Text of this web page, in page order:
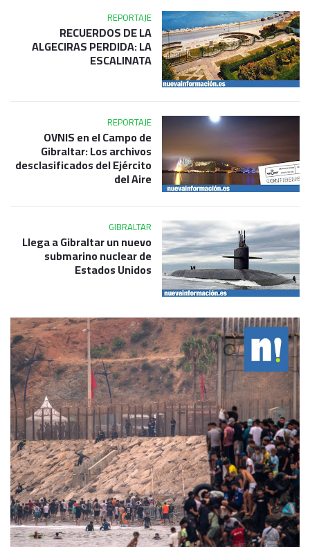
REPORTAJE
RECUERDOS DE LA
ALGECIRAS PERDIDA: LA
ESCALINATA
REPORTAJE
OVNIS en el Campo de
Gibraltar: Los archivos
desclasificados del Ejército
del Aire
GIBRALTAR
Llega a Gibraltar un nuevo
submarino nuclear de
Estados Unidos